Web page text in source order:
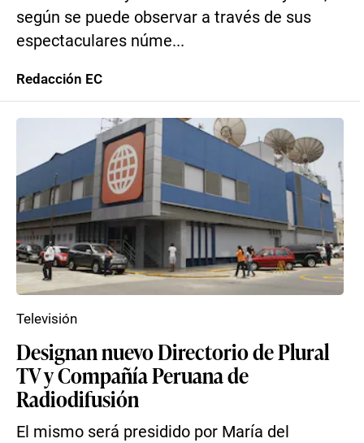
según se puede observar a través de sus
espectaculares núme...
Redacción EC
Designan nuevo Directorio de Plural
TV y Compañía Peruana de
Radiodifusión
El mismo será presidido por María del
Televisión